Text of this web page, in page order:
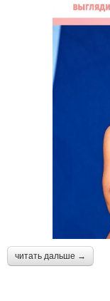
читать дальше →